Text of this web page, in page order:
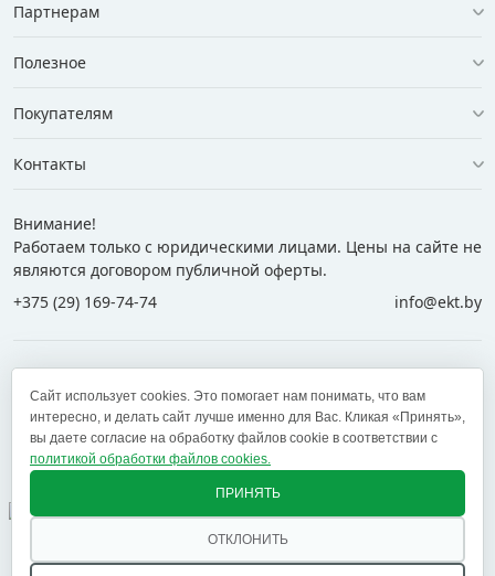
Партнерам
Полезное
Покупателям
Контакты
Внимание!
Работаем только с юридическими лицами. Цены на сайте не
являются договором публичной оферты.
+375 (29) 169-74-74
info@ekt.by
+375 (17) 269-74-74
zakaz@ekt.by
Оставить отзыв
Сайт использует cookies. Это помогает нам понимать, что вам
интересно, и делать сайт лучше именно для Вас. Кликая «Принять»,
вы даете согласие на обработку файлов cookie в соответствии с
политикой обработки файлов cookies.
ОТКЛОНИТЬ
ПРИНЯТЬ